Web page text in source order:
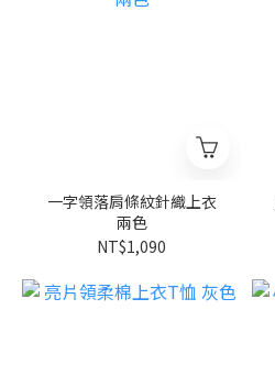
一字領落肩條紋針織上衣
兩色
NT$1,090